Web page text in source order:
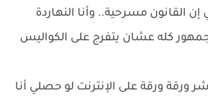
القانون مسرحية.. وأنا النهاردة
كله عشان يتفرج على الكواليس
ورقة ورقة على الإنترنت لو حصلي أنا